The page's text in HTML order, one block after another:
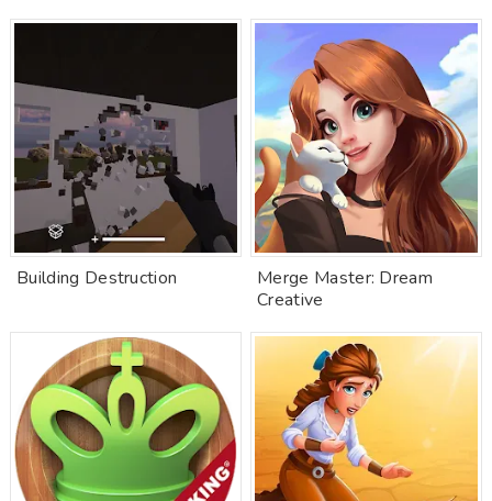
Building Destruction
Merge Master: Dream
Creative